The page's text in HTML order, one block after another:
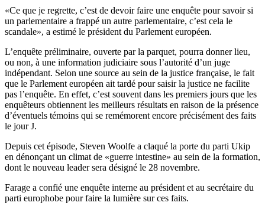
«Ce que je regrette, c’est de devoir faire une enquête pour savoir si
un parlementaire a frappé un autre parlementaire, c’est cela le
scandale», a estimé le président du Parlement européen.
L’enquête préliminaire, ouverte par la parquet, pourra donner lieu,
ou non, à une information judiciaire sous l’autorité d’un juge
indépendant. Selon une source au sein de la justice française, le fait
que le Parlement européen ait tardé pour saisir la justice ne facilite
pas l’enquête. En effet, c’est souvent dans les premiers jours que les
enquêteurs obtiennent les meilleurs résultats en raison de la présence
d’éventuels témoins qui se remémorent encore précisément des faits
le jour J.
Depuis cet épisode, Steven Woolfe a claqué la porte du parti Ukip
en dénonçant un climat de «guerre intestine» au sein de la formation,
dont le nouveau leader sera désigné le 28 novembre.
Farage a confié une enquête interne au président et au secrétaire du
parti europhobe pour faire la lumière sur ces faits.